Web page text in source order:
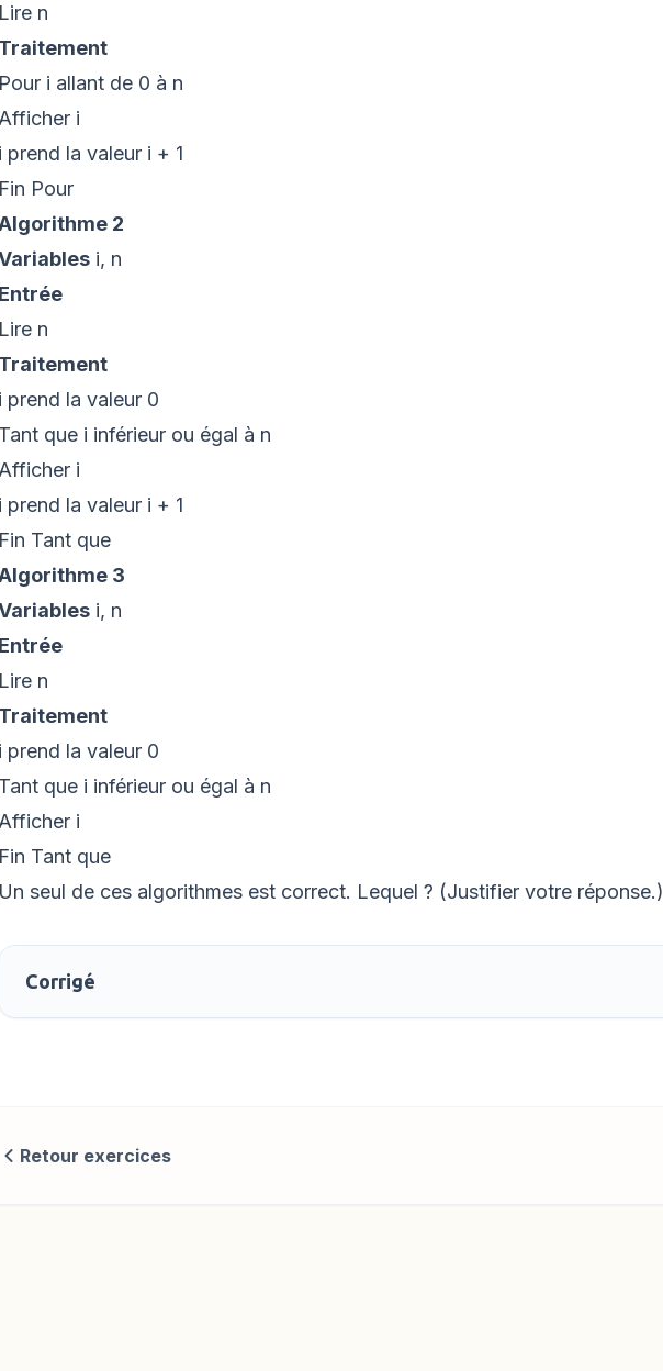
Lire n
Traitement
Pour i allant de 0 à n
Afficher i
i prend la valeur i + 1
Fin Pour
2
i, n
Entrée
Lire n
Traitement
i prend la valeur 0
Tant que i inférieur ou égal à n
Afficher i
i prend la valeur i + 1
Fin Tant que
3
i, n
Entrée
Lire n
Traitement
i prend la valeur 0
Tant que i inférieur ou égal à n
Afficher i
Fin Tant que
Un seul de ces algorithmes est correct. Lequel ? (Justifier votre réponse.)
Corrigé
Retour exercices